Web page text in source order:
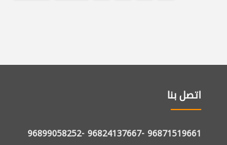
اتصل بنا
96871519661
-96824137667
-96899058252